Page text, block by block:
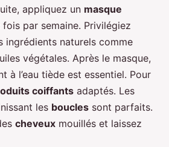
appliquez un masque
fois par semaine. Privilégiez
ingrédients naturels comme
végétales. Après le masque,
à l’eau tiède est essentiel. Pour
coiffants adaptés. Les
les boucles sont parfaits.
cheveux mouillés et laissez